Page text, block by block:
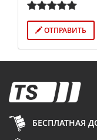
ОТПРАВИТЬ
БЕСПЛАТНАЯ